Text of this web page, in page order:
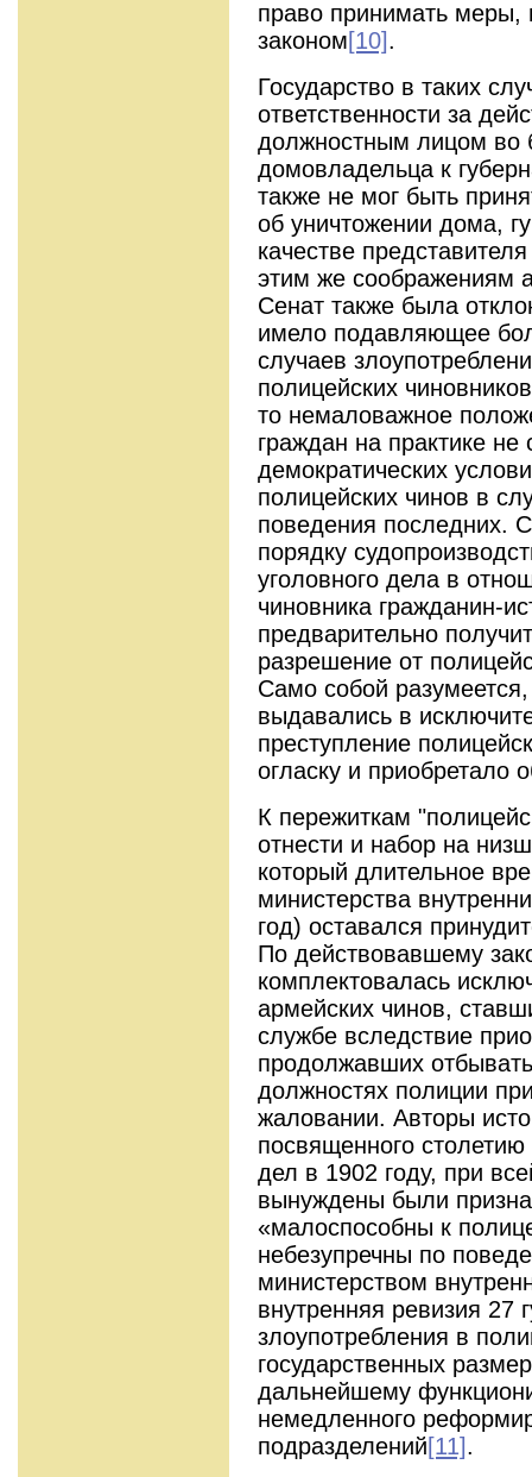
право принимать меры,
законом[10].
Государство в таких
ответственности за
должностным лицом во
домовладельца к
также не мог быть
об уничтожении дома,
качестве
этим же соображениям
Сенат также была
имело подавляющее
случаев
полицейских
то немаловажное
граждан на практике не
демократических
полицейских чинов в
поведения последних.
порядку
уголовного дела в
чиновника гражданин-
предварительно
разрешение от
Само собой
выдавались в
преступление
огласку и приобретало
К пережиткам
отнести и набор на
который длительное
министерства
год) оставался
По действовавшему
комплектовалась
армейских чинов,
службе вследствие
продолжавших
должностях полиции
жаловании. Авторы
посвященного
дел в 1902 году, при
вынуждены были
«малоспособны к
небезупречны по
министерством
внутренняя ревизия 27
злоупотребления в
государственных
дальнейшему
немедленного
подразделений[11].